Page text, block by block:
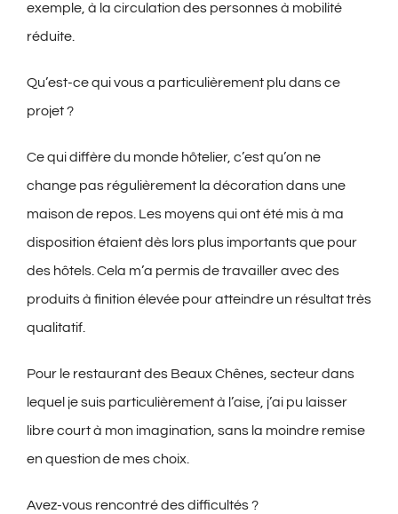
exemple, à la circulation des personnes à mobilité
réduite.
Qu’est-ce qui vous a particulièrement plu dans ce
projet ?
Ce qui diffère du monde hôtelier, c’est qu’on ne
change pas régulièrement la décoration dans une
maison de repos. Les moyens qui ont été mis à ma
disposition étaient dès lors plus importants que pour
des hôtels. Cela m’a permis de travailler avec des
produits à finition élevée pour atteindre un résultat très
qualitatif.
Pour le restaurant des Beaux Chênes, secteur dans
lequel je suis particulièrement à l’aise, j’ai pu laisser
libre court à mon imagination, sans la moindre remise
en question de mes choix.
Avez-vous rencontré des difficultés ?